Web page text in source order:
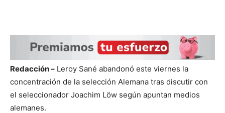
Redacción – Leroy Sané abandonó este viernes la
concentración de la selección Alemana tras discutir con
el seleccionador Joachim Löw según apuntan medios
alemanes.